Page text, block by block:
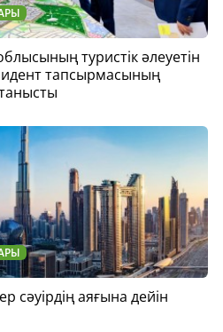
туристік әлеуетін
тапсырмасының
сәуірдің аяғына дейін